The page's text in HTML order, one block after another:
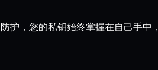
，您的私钥始终掌握在自己手中